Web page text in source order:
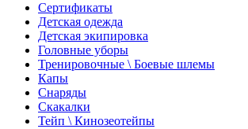
Сертификаты
Детская одежда
Детская экипировка
Головные уборы
Тренировочные \ Боевые шлемы
Капы
Снаряды
Скакалки
Тейп \ Кинозеотейпы